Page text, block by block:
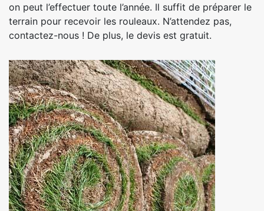
on peut l’effectuer toute l’année. Il suffit de préparer le
terrain pour recevoir les rouleaux. N’attendez pas,
contactez-nous ! De plus, le devis est gratuit.